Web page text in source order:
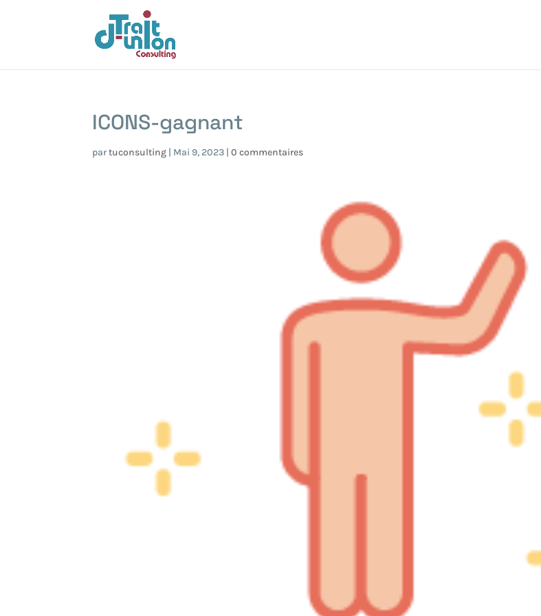
ICONS-gagnant
partuconsulting | Mai 9, 2023 |0 commentaires